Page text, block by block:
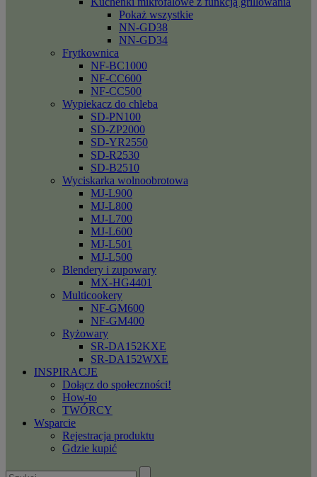
Pokaż wszystkie
NN-GD38
NN-GD34
Frytkownica
NF-BC1000
NF-CC600
NF-CC500
Wypiekacz do chleba
SD-PN100
SD-ZP2000
SD-YR2550
SD-R2530
SD-B2510
Wyciskarka wolnoobrotowa
MJ-L900
MJ-L800
MJ-L700
MJ-L600
MJ-L501
MJ-L500
Blendery i zupowary
MX-HG4401
Multicookery
NF-GM600
NF-GM400
Ryżowary
SR-DA152KXE
SR-DA152WXE
INSPIRACJE
Dołącz do społeczności!
How-to
TWÓRCY
Wsparcie
Rejestracja produktu
Gdzie kupić